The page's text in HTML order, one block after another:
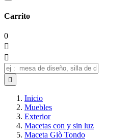
Carrito
0



Inicio
Muebles
Exterior
Macetas con y sin luz
Maceta Giò Tondo